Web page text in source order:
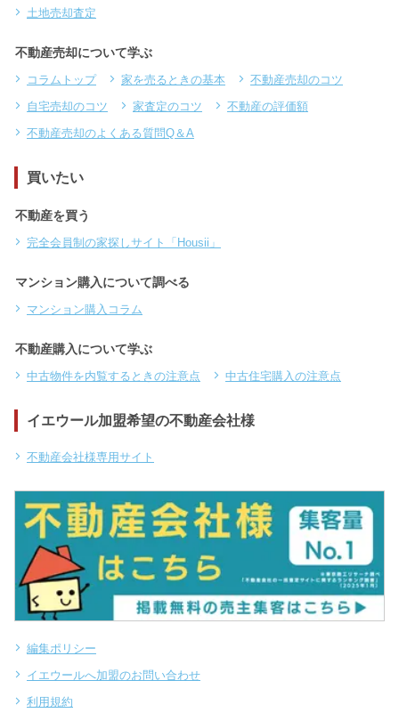
土地売却査定
不動産売却について学ぶ
コラムトップ 家を売るときの基本
不動産売却のコツ
自宅売却のコツ
家査定のコツ
不動産の評価額
不動産売却のよくある質問Q＆A
買いたい
不動産を買う
完全会員制の家探しサイト「Housii」
マンション購入について調べる
マンション購入コラム
不動産購入について学ぶ
中古物件を内覧するときの注意点 中古住宅購入の注意点
イエウール加盟希望の不動産会社様
不動産会社様専用サイト
編集ポリシー
イエウールへ加盟のお問い合わせ
利用規約